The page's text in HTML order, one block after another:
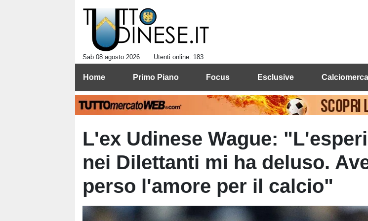
Sab 08 agosto 2026 Utenti online: 183
Home Primo Piano Focus Esclusive
L'ex Udinese Wague:
nei Dilettanti mi ha deluso.
perso l'amore per il calcio"